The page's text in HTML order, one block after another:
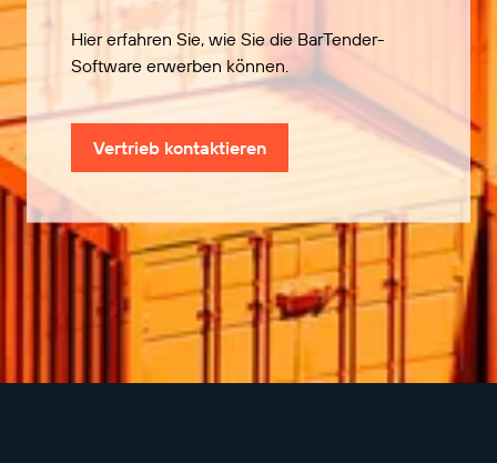
Hier erfahren Sie, wie Sie die BarTender-
Software erwerben können.
Vertrieb kontaktieren